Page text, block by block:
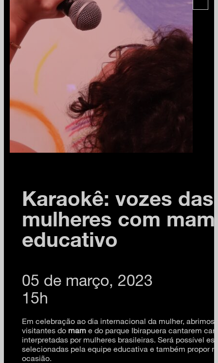
Karaokê: vozes das
mulheres com mam
educativo
05 de março, 2023
15h
Em celebração ao dia internacional da mulher, abrimos
visitantes do mam e do parque Ibirapuera cantarem
interpretadas por mulheres brasileiras. Será possível
selecionadas pela equipe educativa e também propor
ocasião.